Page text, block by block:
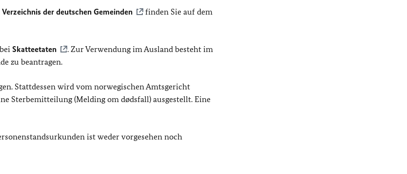
Verzeichnis der deutschen Gemeinden
finden Sie auf dem
Skatteetaten
. Zur Verwendung im Ausland besteht im
zu beantragen.
Stattdessen wird vom norwegischen Amtsgericht
Sterbemitteilung (Melding om dødsfall) ausgestellt. Eine
ist weder vorgesehen noch